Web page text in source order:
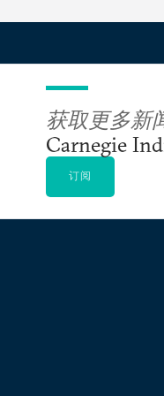
获取更多新
Carnegie
订阅